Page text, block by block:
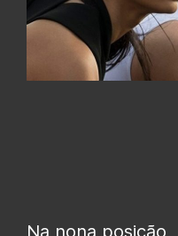
Na nona posição,